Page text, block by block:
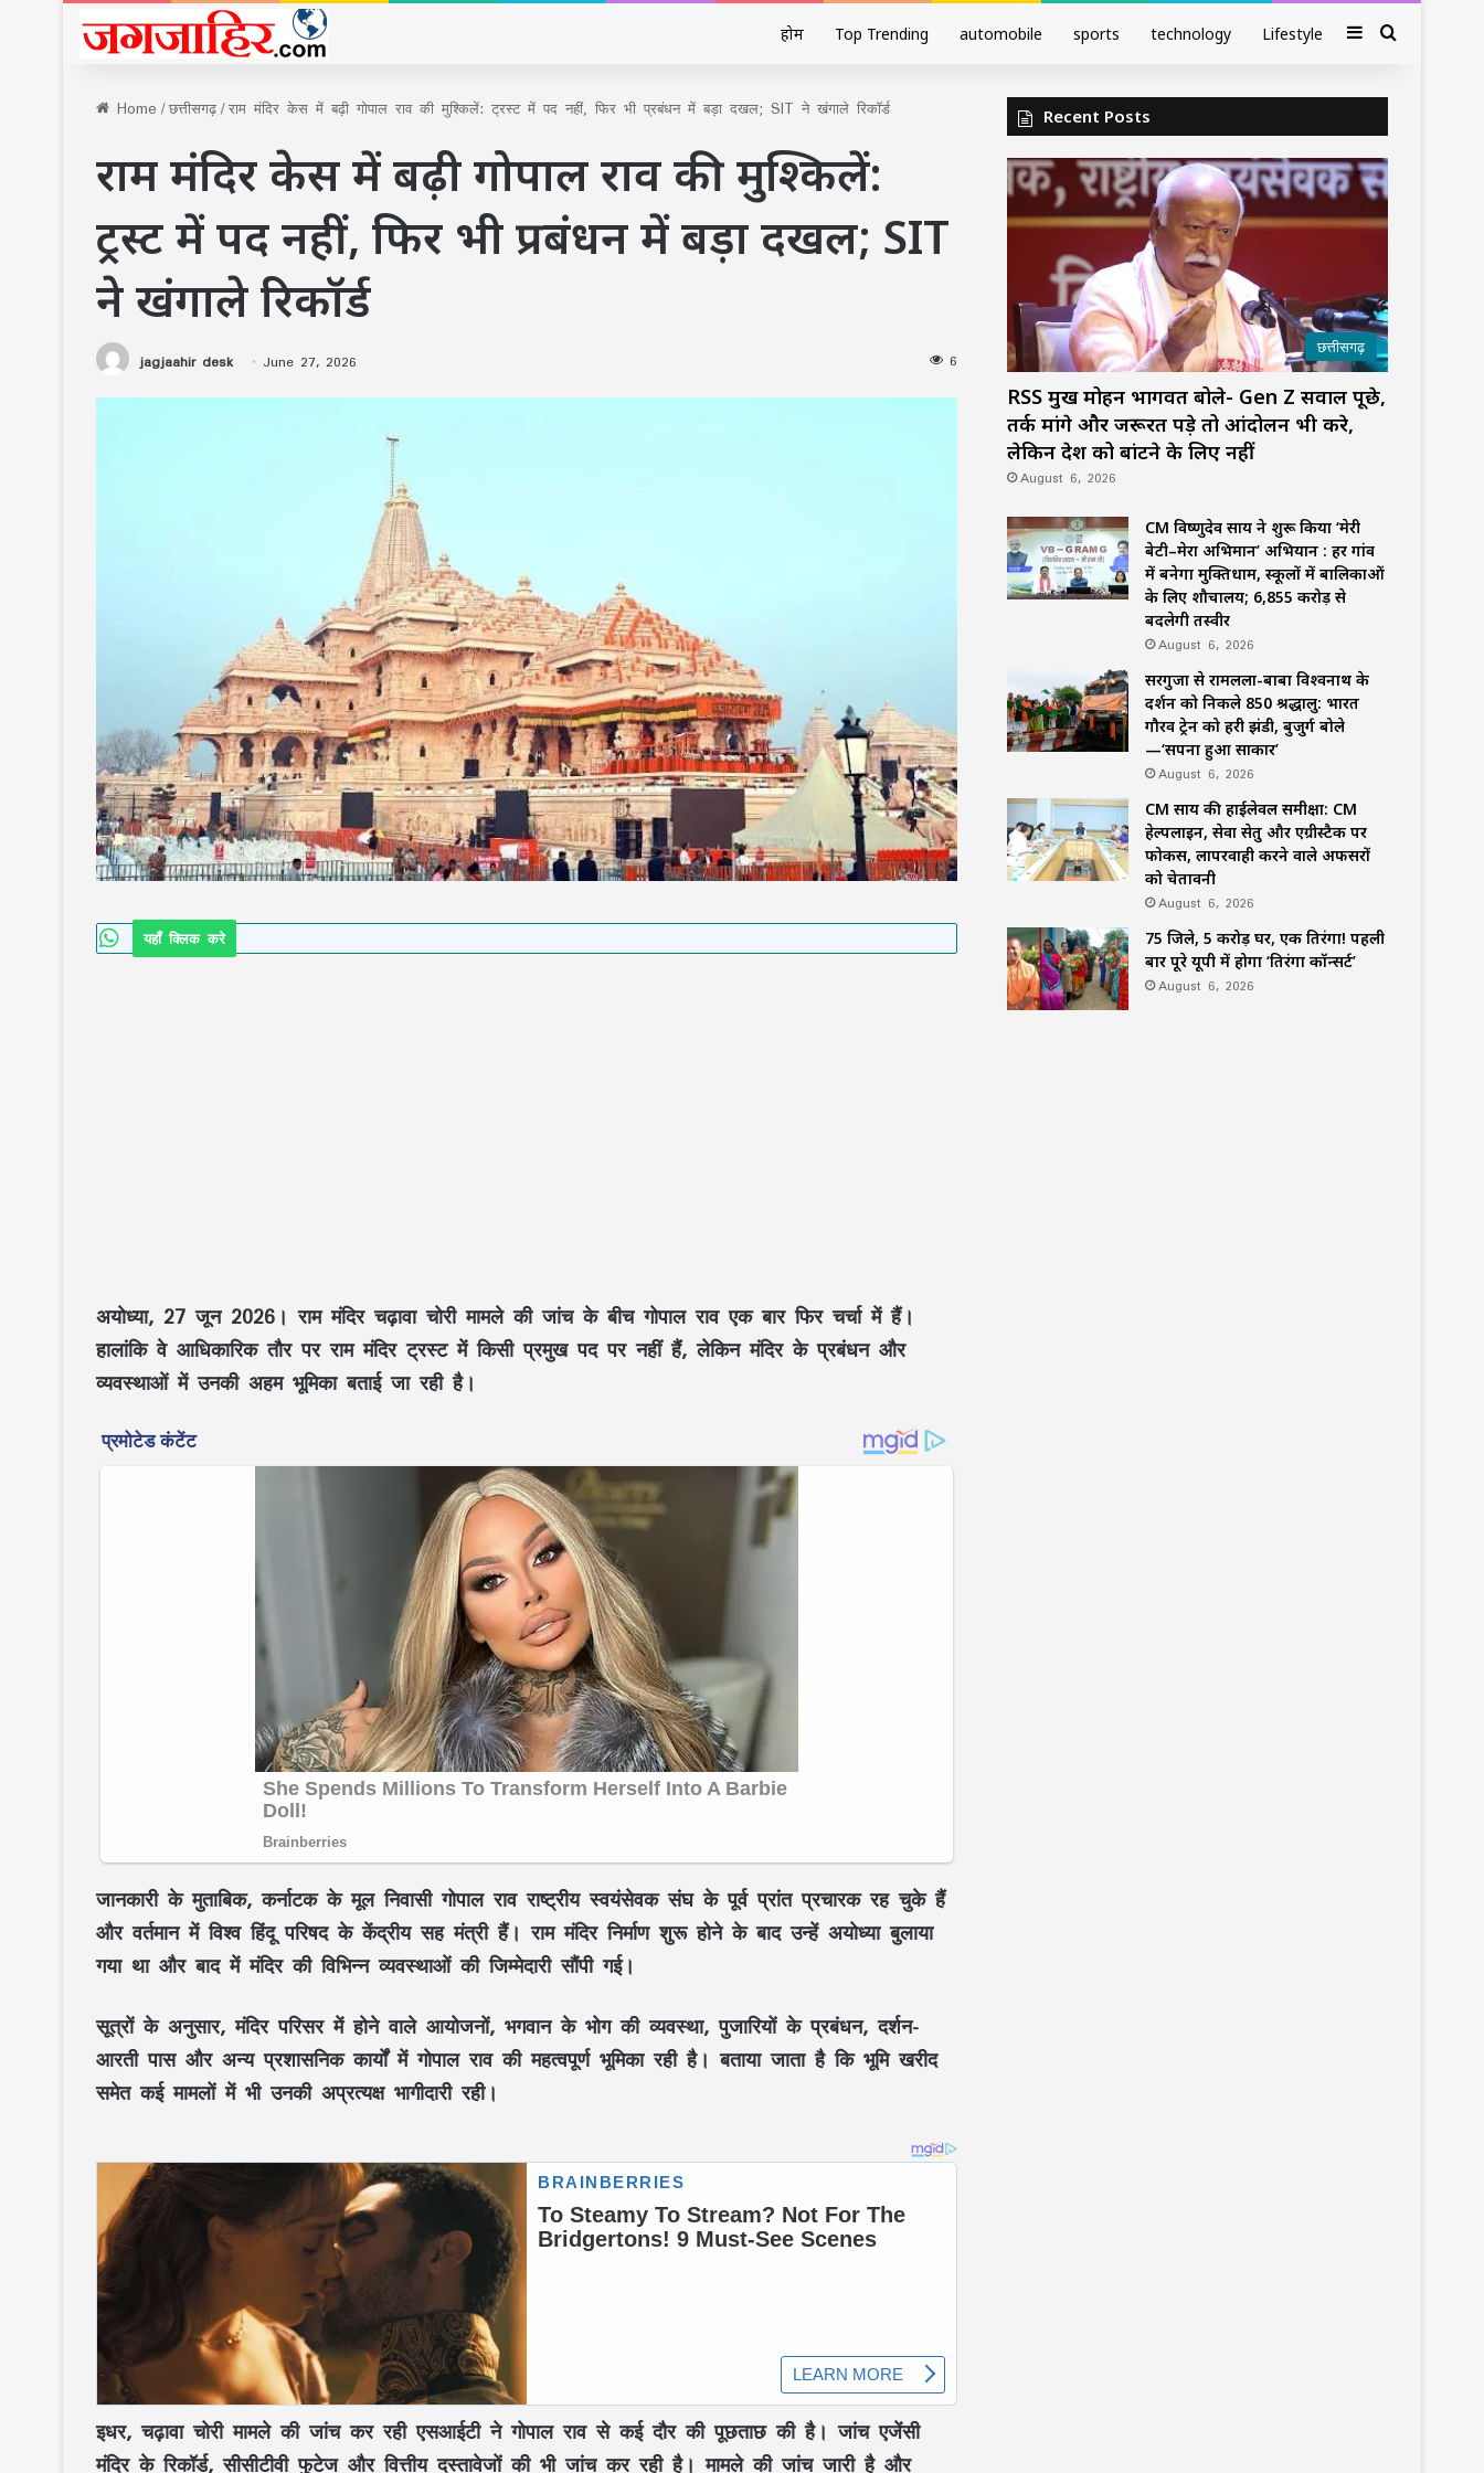
होम Top Trending automobile sports technology Lifestyle SidebarSearch
Home/छत्तीसगढ़/राम मंदिर केस में बढ़ी गोपाल राव की मुश्किलें: ट्रस्ट में पद नहीं, फिर भी प्रबंधन में बड़ा दखल; SIT ने खंगाले रिकॉर्ड
राम मंदिर केस में बढ़ी गोपाल राव की मुश्किलें:
ट्रस्ट में पद नहीं, फिर भी प्रबंधन में बड़ा दखल; SIT
ने खंगाले रिकॉर्ड
jagjaahir desk June 27, 2026 6
यहाँ क्लिक करे
अयोध्या, 27 जून 2026। राम मंदिर चढ़ावा चोरी मामले की जांच के बीच गोपाल राव एक बार फिर चर्चा में हैं।
हालांकि वे आधिकारिक तौर पर राम मंदिर ट्रस्ट में किसी प्रमुख पद पर नहीं हैं, लेकिन मंदिर के प्रबंधन और
व्यवस्थाओं में उनकी अहम भूमिका बताई जा रही है।
जानकारी के मुताबिक, कर्नाटक के मूल निवासी गोपाल राव राष्ट्रीय स्वयंसेवक संघ के पूर्व प्रांत प्रचारक रह चुके हैं
और वर्तमान में विश्व हिंदू परिषद के केंद्रीय सह मंत्री हैं। राम मंदिर निर्माण शुरू होने के बाद उन्हें अयोध्या बुलाया
गया था और बाद में मंदिर की विभिन्न व्यवस्थाओं की जिम्मेदारी सौंपी गई।
सूत्रों के अनुसार, मंदिर परिसर में होने वाले आयोजनों, भगवान के भोग की व्यवस्था, पुजारियों के प्रबंधन, दर्शन-
आरती पास और अन्य प्रशासनिक कार्यों में गोपाल राव की महत्वपूर्ण भूमिका रही है। बताया जाता है कि भूमि खरीद
समेत कई मामलों में भी उनकी अप्रत्यक्ष भागीदारी रही।
इधर, चढ़ावा चोरी मामले की जांच कर रही एसआईटी ने गोपाल राव से कई दौर की पूछताछ की है। जांच एजेंसी
मंदिर के रिकॉर्ड, सीसीटीवी फुटेज और वित्तीय दस्तावेजों की भी जांच कर रही है। मामले की जांच जारी है और
RSS प्रमुख मोहन भागवत बोले- Gen Z सवाल
पूछे, तर्क मांगे और जरूरत पड़े तो आंदोलन भी
Recent Posts
छत्तीसगढ़
RSS प्रमुख मोहन भागवत बोले- Gen Z सवाल पूछे,
तर्क मांगे और जरूरत पड़े तो आंदोलन भी करे,
लेकिन देश को बांटने के लिए नहीं
August 6, 2026
CM विष्णुदेव साय ने शुरू किया ‘मेरी
बेटी–मेरा अभिमान’ अभियान : हर गांव
में बनेगा मुक्तिधाम, स्कूलों में बालिकाओं
के लिए शौचालय; 6,855 करोड़ से
बदलेगी तस्वीर
August 6, 2026
सरगुजा से रामलला-बाबा विश्वनाथ के
दर्शन को निकले 850 श्रद्धालु: भारत
गौरव ट्रेन को हरी झंडी, बुजुर्ग बोले
—‘सपना हुआ साकार’
August 6, 2026
CM साय की हाईलेवल समीक्षा: CM
हेल्पलाइन, सेवा सेतु और एग्रीस्टैक पर
फोकस, लापरवाही करने वाले अफसरों
को चेतावनी
August 6, 2026
75 जिले, 5 करोड़ घर, एक तिरंगा! पहली
बार पूरे यूपी में होगा ‘तिरंगा कॉन्सर्ट’
August 6, 2026